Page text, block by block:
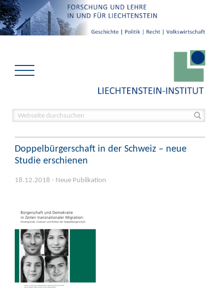
Doppelbürgerschaft in der Schweiz – neue
Studie erschienen
18.12.2018 - Neue Publikation